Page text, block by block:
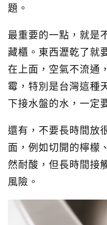
題。
最重要的一點，就是
藏櫃。東西瀝乾了就
在上面，空氣不流通
霉，特別是台灣這種
下接水盤的水，一定
還有，不要長時間放
面，例如切開的檸檬
然耐酸，但長時間接
風險。